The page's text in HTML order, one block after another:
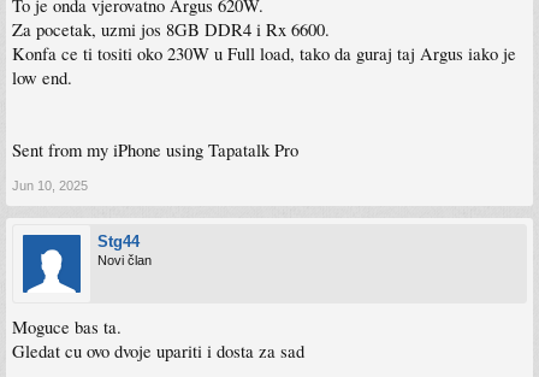
To je onda vjerovatno Argus 620W.
Za pocetak, uzmi jos 8GB DDR4 i Rx 6600.
Konfa ce ti tositi oko 230W u Full load, tako da guraj taj Argus iako je
low end.
Sent from my iPhone using Tapatalk Pro
Jun 10, 2025
Stg44
Novi član
Moguce bas ta.
Gledat cu ovo dvoje upariti i dosta za sad